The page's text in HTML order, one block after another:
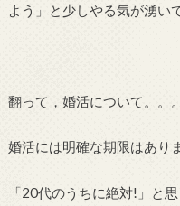
よう」と少しやる気が湧い
翻って，婚活について。。。
婚活には明確な期限はあり
「20代のうちに絶対!」と